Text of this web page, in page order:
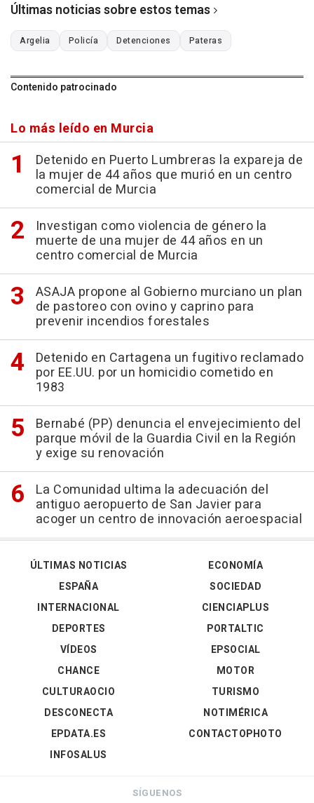
Últimas noticias sobre estos temas
Argelia Policía Detenciones Pateras
Contenido patrocinado
Lo más leído en Murcia
Detenido en Puerto Lumbreras la expareja de
la mujer de 44 años que murió en un centro
comercial de Murcia
Investigan como violencia de género la
muerte de una mujer de 44 años en un
centro comercial de Murcia
ASAJA propone al Gobierno murciano un plan
de pastoreo con ovino y caprino para
prevenir incendios forestales
Detenido en Cartagena un fugitivo reclamado
por EE.UU. por un homicidio cometido en
1983
Bernabé (PP) denuncia el envejecimiento del
parque móvil de la Guardia Civil en la Región
y exige su renovación
La Comunidad ultima la adecuación del
antiguo aeropuerto de San Javier para
acoger un centro de innovación aeroespacial
ÚLTIMAS NOTICIAS
ESPAÑA
INTERNACIONAL
DEPORTES
VÍDEOS
ECONOMÍA
SOCIEDAD
CIENCIAPLUS
PORTALTIC
EPSOCIAL
CHANCE
CULTURAOCIO
DESCONECTA
EPDATA.ES
INFOSALUS
MOTOR
TURISMO
NOTIMÉRICA
CONTACTOPHOTO
SÍGUENOS